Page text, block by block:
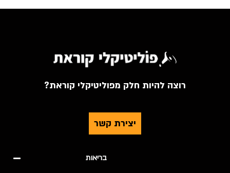
רוצה להיות חלק מפוליטיקלי קוראת?
יצירת קשר
בריאות